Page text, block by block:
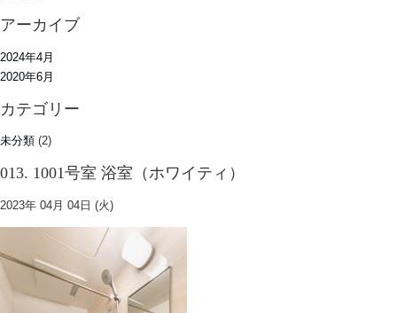
アーカイブ
2024年4月
2020年6月
カテゴリー
未分類 (2)
013. 1001号室 浴室（ホワイティ）
2023年 04月 04日 (火)